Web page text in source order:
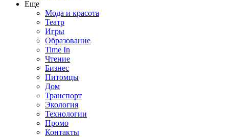
Еще
Мода и красота
Театр
Игры
Образование
Time In
Чтение
Бизнес
Питомцы
Дом
Транспорт
Экология
Технологии
Промо
Контакты